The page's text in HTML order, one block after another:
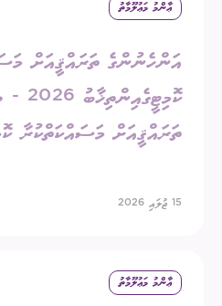
ޢާންމު މަޢުލޫމާތު
އަންހެނުންގެ ތަރައްޤީއަށް
ތަރައްޤީއަށް މަސައްކަތްކުރާ
15 ޖުލައި 2026
ޢާންމު މަޢުލޫމާތު